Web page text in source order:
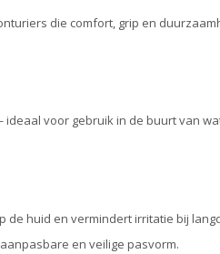
die comfort, grip en
voor gebruik in de buurt van
de huid en vermindert irritatie bij
en veilige pasvorm.